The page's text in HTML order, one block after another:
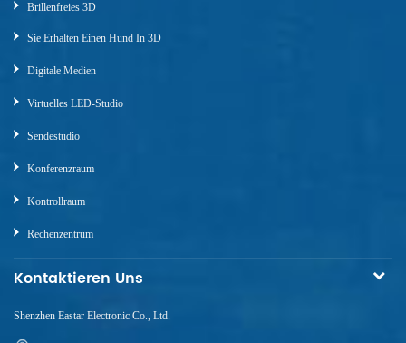
Brillenfreies 3D
Sie Erhalten Einen Hund In 3D
Digitale Medien
Virtuelles LED-Studio
Sendestudio
Konferenzraum
Kontrollraum
Rechenzentrum
Kontaktieren Uns
Shenzhen Eastar Electronic Co., Ltd.